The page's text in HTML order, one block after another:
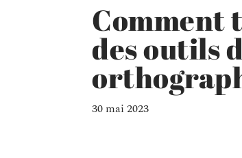
des outils
30 mai 2023